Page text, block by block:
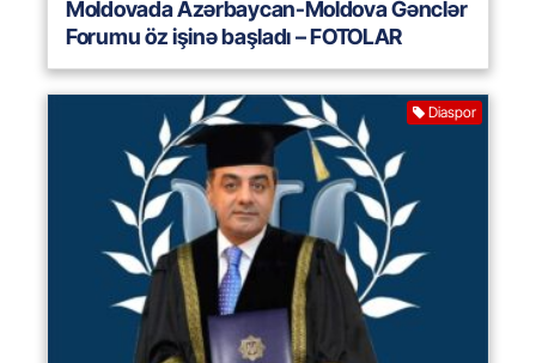
Moldovada Azərbaycan-Moldova Gənclər
Forumu öz işinə başladı – FOTOLAR
Diaspor